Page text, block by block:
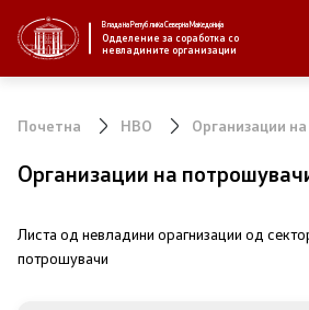
Влада на Република Северна Македонија
Одделение за соработка со
невладините организации
За нас
Почетна НВО Организации
Организации на
Листа од невладини орагнизации од
потрошувачи